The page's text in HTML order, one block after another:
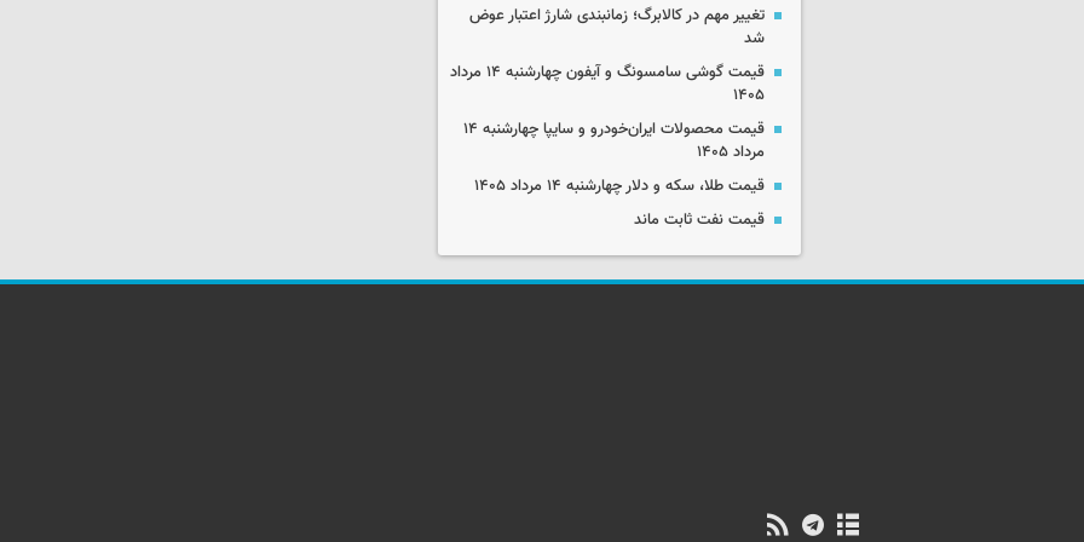
تغییر مهم در کالابرگ؛ زمانبندی‌ شارژ اعتبار عوض
شد
قیمت گوشی سامسونگ و آیفون چهارشنبه ۱۴ مرداد
۱۴۰۵
قیمت محصولات ایران‌خودرو و سایپا چهارشنبه ۱۴
مرداد ۱۴۰۵
قیمت طلا، سکه و دلار چهارشنبه ۱۴ مرداد ۱۴۰۵
قیمت نفت ثابت ماند